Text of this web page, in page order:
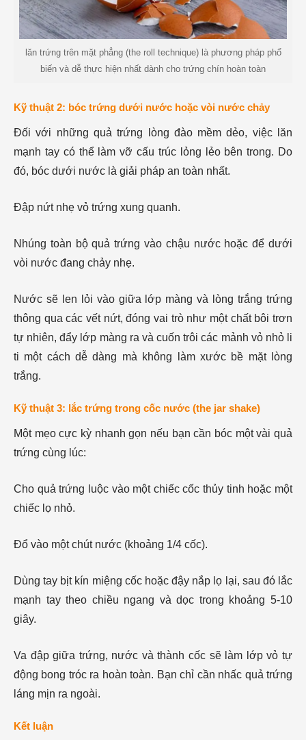
lăn trứng trên mặt phẳng (the roll technique) là phương pháp phổ
biến và dễ thực hiện nhất dành cho trứng chín hoàn toàn
Kỹ thuật 2: bóc trứng dưới nước hoặc vòi nước chảy
Đối với những quả trứng lòng đào mềm dẻo, việc lăn
mạnh tay có thể làm vỡ cấu trúc lỏng lẻo bên trong. Do
đó, bóc dưới nước là giải pháp an toàn nhất.
Đập nứt nhẹ vỏ trứng xung quanh.
Nhúng toàn bộ quả trứng vào chậu nước hoặc để dưới
vòi nước đang chảy nhẹ.
Nước sẽ len lỏi vào giữa lớp màng và lòng trắng trứng
thông qua các vết nứt, đóng vai trò như một chất bôi trơn
tự nhiên, đẩy lớp màng ra và cuốn trôi các mảnh vỏ nhỏ li
ti một cách dễ dàng mà không làm xước bề mặt lòng
trắng.
Kỹ thuật 3: lắc trứng trong cốc nước (the jar shake)
Một mẹo cực kỳ nhanh gọn nếu bạn cần bóc một vài quả
trứng cùng lúc:
Cho quả trứng luộc vào một chiếc cốc thủy tinh hoặc một
chiếc lọ nhỏ.
Đổ vào một chút nước (khoảng 1/4 cốc).
Dùng tay bịt kín miệng cốc hoặc đậy nắp lọ lại, sau đó lắc
mạnh tay theo chiều ngang và dọc trong khoảng 5-10
giây.
Va đập giữa trứng, nước và thành cốc sẽ làm lớp vỏ tự
động bong tróc ra hoàn toàn. Bạn chỉ cần nhấc quả trứng
láng mịn ra ngoài.
Kết luận